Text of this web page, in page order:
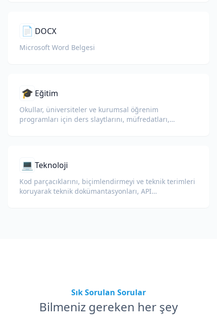
📄 DOCX
Microsoft Word Belgesi
🎓 Eğitim
Okullar, üniversiteler ve kurumsal öğrenim
programları için ders slaytlarını, müfredatları,
💻 Teknoloji
Kod parçacıklarını, biçimlendirmeyi ve teknik terimleri
koruyarak teknik dokümantasyonları, API
Sık Sorulan Sorular
Bilmeniz gereken her şey